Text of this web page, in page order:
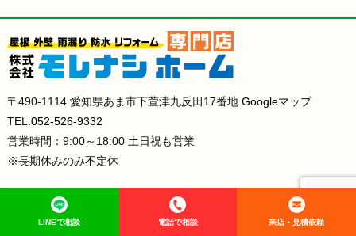
LINEで相談 電話で相談 来店・見積依頼
〒490-1114 愛知県あま市下萱津九反田17番地 Googleマップ
TEL:052-526-9332
営業時間：9:00～18:00 土日祝も営業
※長期休みのみ不定休
外壁塗装・屋根塗装・防水工事・雨漏り修理をあま市、津島市、愛西市、弥富市、清洲
市、稲沢市、大治町、名古屋市でお考えなら